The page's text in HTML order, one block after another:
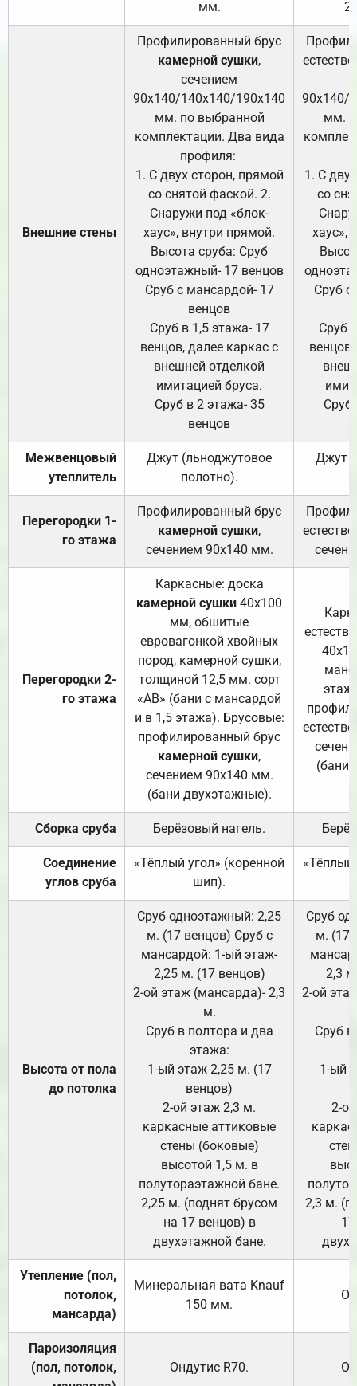
мм.
Внешние стены
Профилированный брус
камерной сушки,
сечением
90х140/140х140/190х140
мм. по выбранной
комплектации. Два вида
профиля:
1. С двух сторон, прямой
со снятой фаской. 2.
Снаружи под «блок-
хаус», внутри прямой.
Высота сруба: Сруб
одноэтажный- 17 венцов
Сруб с мансардой- 17
венцов
Сруб в 1,5 этажа- 17
венцов, далее каркас с
внешней отделкой
имитацией бруса.
Сруб в 2 этажа- 35
венцов
90х140/
мм.
1. С
со
хаус»,
Сруб с
Сруб
Сруб
Межвенцовый
утеплитель
Джут (льноджутовое
полотно).
Джут
Перегородки 1-
го этажа
Профилированный брус
камерной сушки,
сечением 90х140 мм.
Перегородки 2-
го этажа
Каркасные: доска
камерной сушки 40х100
мм, обшитые
евровагонкой хвойных
пород, камерной сушки,
толщиной 12,5 мм. сорт
«АВ» (бани с мансардой
и в 1,5 этажа). Брусовые:
профилированный брус
камерной сушки,
сечением 90х140 мм.
(бани двухэтажные).
(бани
Сборка сруба Берёзовый нагель.
Соединение
углов сруба
«Тёплый угол» (коренной
шип).
«Тёплый
Высота от пола
до потолка
Сруб одноэтажный: 2,25
м. (17 венцов) Сруб с
мансардой: 1-ый этаж-
2,25 м. (17 венцов)
2-ой этаж (мансарда)- 2,3
м.
Сруб в полтора и два
этажа:
1-ый этаж 2,25 м. (17
венцов)
2-ой этаж 2,3 м.
каркасные аттиковые
стены (боковые)
высотой 1,5 м. в
полутораэтажной бане.
2,25 м. (поднят брусом
на 17 венцов) в
двухэтажной бане.
Сруб
м. (17
2,3
2-ой
Сруб
1-ый
2-
2,3 м.
Утепление (пол,
потолок,
мансарда)
Минеральная вата Knauf
150 мм.
Пароизоляция
(пол, потолок,
Ондутис R70.